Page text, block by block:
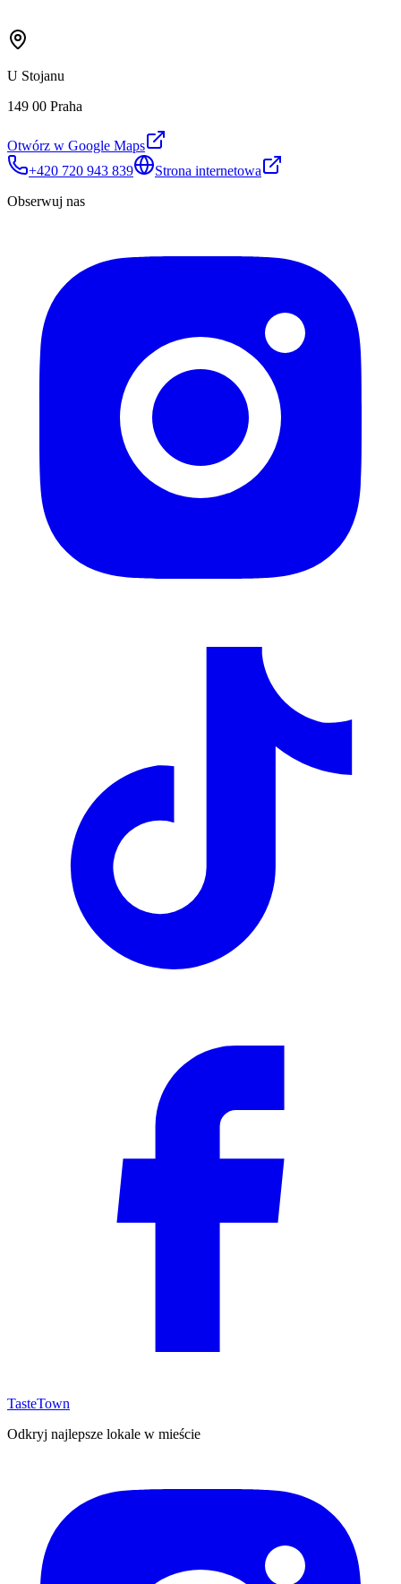
U Stojanu
149 00 Praha
Otwórz w Google Maps
+420 720 943 839
Strona internetowa
Obserwuj nas
TasteTown
Odkryj najlepsze lokale w mieście